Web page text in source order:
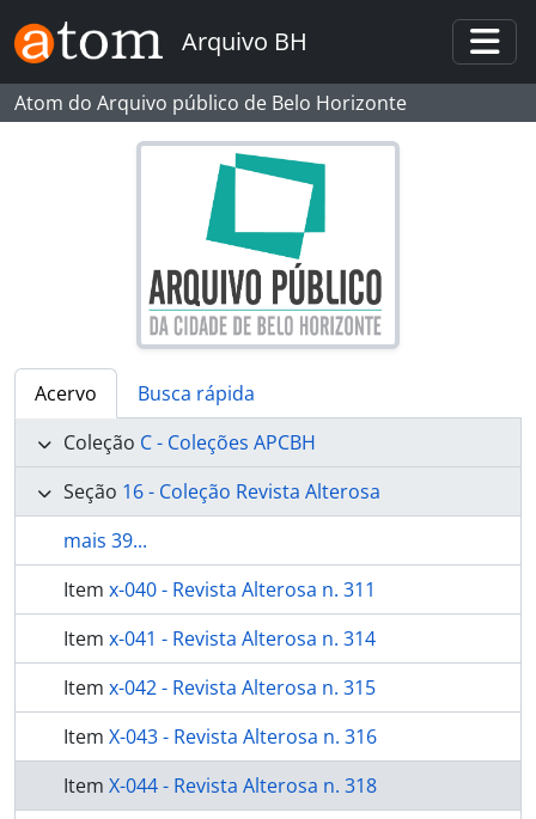
Skip to main content
Arquivo BH
Atom do Arquivo público de Belo Horizonte
Acervo
Busca rápida
Coleção C - Coleções APCBH
Seção 16 - Coleção Revista Alterosa
mais 39...
Item x-040 - Revista Alterosa n. 311
Item x-041 - Revista Alterosa n. 314
Item x-042 - Revista Alterosa n. 315
Item X-043 - Revista Alterosa n. 316
Item X-044 - Revista Alterosa n. 318